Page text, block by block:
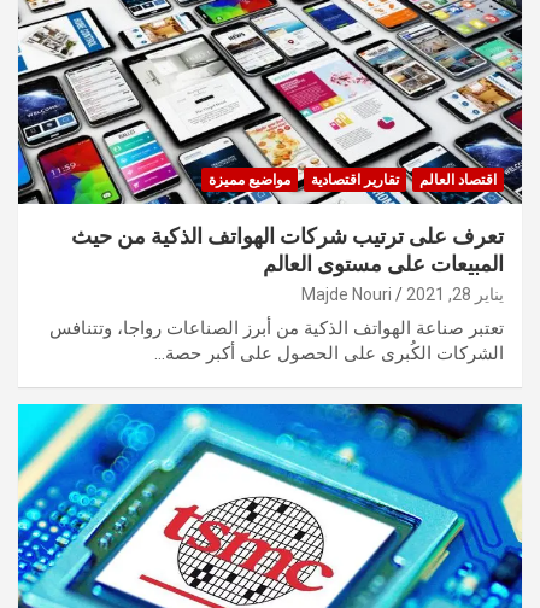
اقتصاد العالم تقارير اقتصادية مواضيع مميزة
تعرف على ترتيب شركات الهواتف الذكية من حيث
المبيعات على مستوى العالم
يناير 28, 2021 Majde Nouri
تعتبر صناعة الهواتف الذكية من أبرز الصناعات رواجا، وتتنافس
الشركات الكُبرى على الحصول على أكبر حصة…